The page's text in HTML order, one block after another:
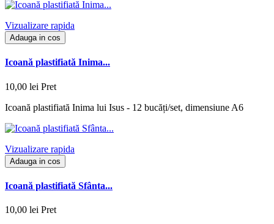
Vizualizare rapida
Adauga in cos
Icoană plastifiată Inima...
10,00 lei Pret
Icoană plastifiată Inima lui Isus - 12 bucăți/set, dimensiune A6
Vizualizare rapida
Adauga in cos
Icoană plastifiată Sfânta...
10,00 lei Pret